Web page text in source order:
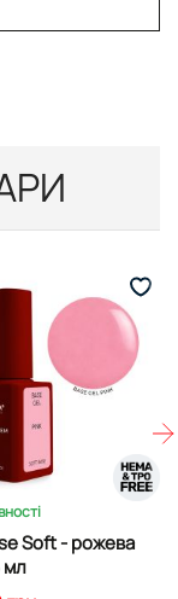
Soft - рожева
мл